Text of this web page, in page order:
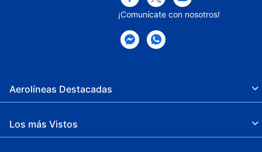
¡Comunícate con nosotros!
Aerolíneas Destacadas
Los más Vistos